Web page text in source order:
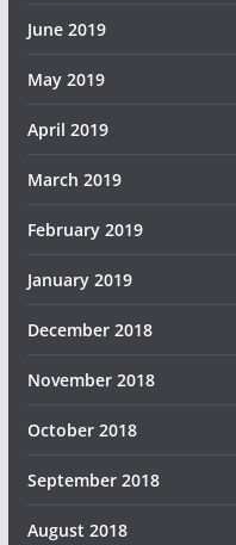
June 2019
May 2019
April 2019
March 2019
February 2019
January 2019
December 2018
November 2018
October 2018
September 2018
August 2018